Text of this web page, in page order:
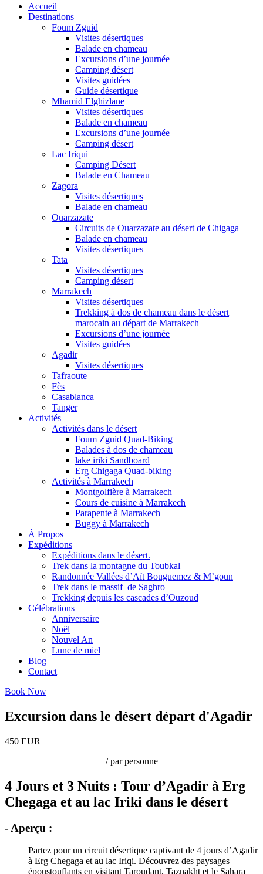
Accueil
Destinations
Foum Zguid
Visites désertiques
Balade en chameau
Excursions d’une journée
Camping désert
Visites guidées
Guide désertique
Mhamid Elghizlane
Visites désertiques
Balade en chameau
Excursions d’une journée
Camping désert
Lac Iriqui
Camping Désert
Balade en Chameau
Zagora
Visites désertiques
Balade en chameau
Ouarzazate
Circuits de Ouarzazate au désert de Chigaga
Balade en chameau
Visites désertiques
Tata
Visites désertiques
Camping désert
Marrakech
Visites désertiques
Trekking à dos de chameau dans le désert
marocain au départ de Marrakech
Excursions d’une journée
Visites guidées
Agadir
Visites désertiques
Tafraoute
Fès
Casablanca
Tanger
Activités
Activités dans le désert
Foum Zguid Quad-Biking
Balades à dos de chameau
lake iriki Sandboard
Erg Chigaga Quad-biking
Activités à Marrakech
Montgolfière à Marrakech
Cours de cuisine à Marrakech
Parapente à Marrakech
Buggy à Marrakech
À Propos
Expéditions
Expéditions dans le désert.
Trek dans la montagne du Toubkal
Randonnée Vallées d’Aït Bouguemez & M’goun
Trek dans le massif de Saghro
Trekking depuis les cascades d’Ouzoud
Célébrations
Anniversaire
Noël
Nouvel An
Lune de miel
Blog
Contact
Book Now
Excursion dans le désert départ d'Agadir
450 EUR
/ par personne
4 Jours et 3 Nuits : Tour d’Agadir à Erg
Chegaga et au lac Iriki dans le désert
- Aperçu :
Partez pour un circuit désertique captivant de 4 jours d’Agadir
à Erg Chegaga et au lac Iriqi. Découvrez des paysages
époustouflants en visitant Taroudant, Taznakht et le Sahara